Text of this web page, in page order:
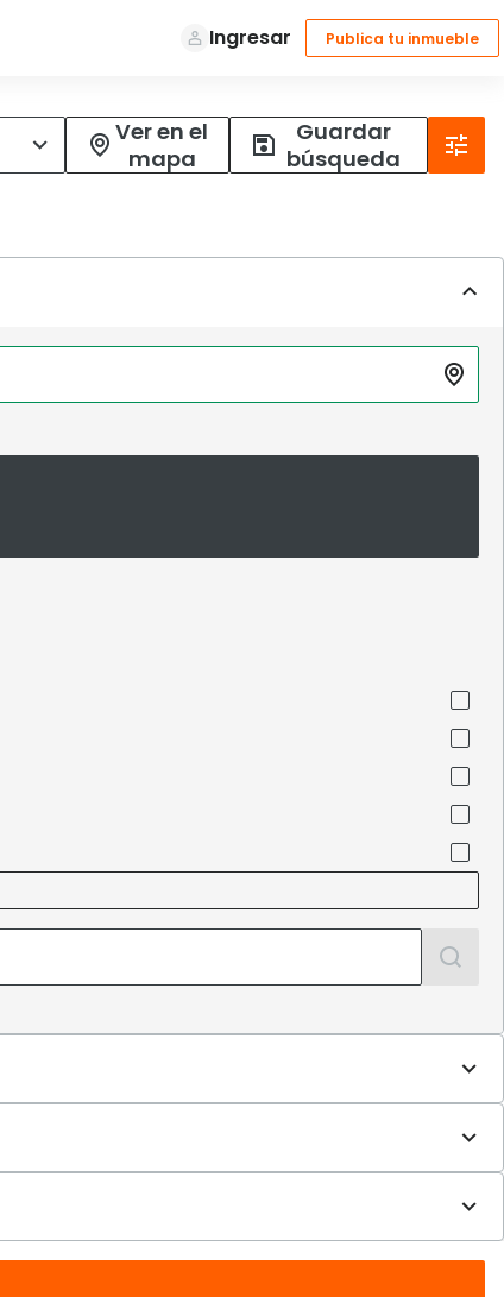
Ver en el
mapa
Guardar
búsqueda